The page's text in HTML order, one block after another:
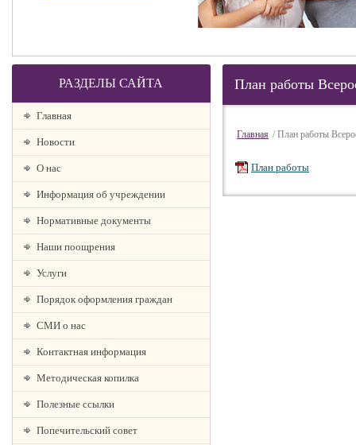
РАЗДЕЛЫ САЙТА
Главная
Новости
О наc
Информация об учреждении
Нормативные документы
Наши поощрения
Услуги
Порядок оформления граждан
СМИ о нас
Контактная информация
Методическая копилка
Полезные ссылки
Попечительский совет
План работы
Главная / План работы
План работы